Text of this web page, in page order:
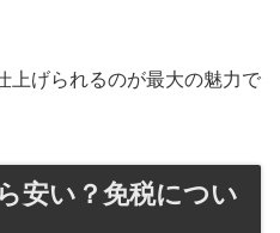
上げられるのが最大の魅力で
安い？免税につい